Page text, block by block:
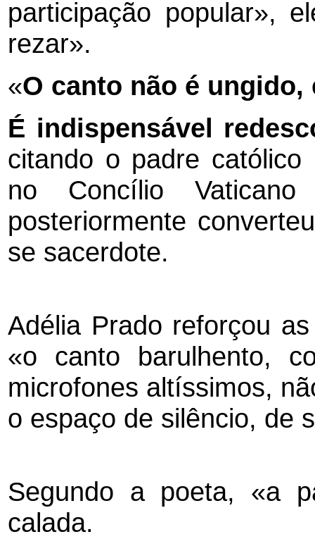
participação popular»,
rezar».
«O canto não é
É indispensável
citando o padre
no Concílio
posteriormente
se sacerdote.
Adélia Prado reforçou
«o canto barulhento,
microfones altíssimos,
o espaço de silêncio, de
Segundo a poeta, «a
calada.